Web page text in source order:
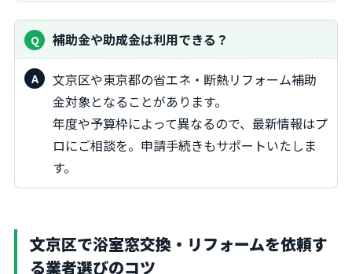
補助金や助成金は利用できる？
文京区や東京都の省エネ・断熱リフォーム補助
金対象となることがあります。
年度や予算枠によって異なるので、最新情報はプ
ロにご相談を。申請手続きもサポートいたしま
す。
文京区で浴室窓交換・リフォームを依頼す
る業者選びのコツ